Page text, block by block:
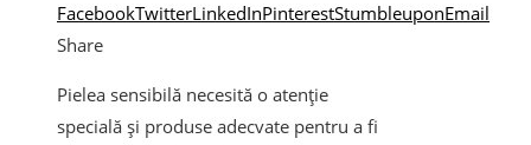
FacebookTwitterLinkedInPinterestStumbleuponEmail
Share
Pielea sensibilă necesită o atenție
specială și produse adecvate pentru a fi